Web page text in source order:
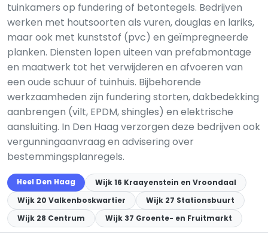
tuinkamers op fundering of betontegels. Bedrijven
werken met houtsoorten als vuren, douglas en lariks,
maar ook met kunststof (pvc) en geïmpregneerde
planken. Diensten lopen uiteen van prefab­montage
en maatwerk tot het verwijderen en afvoeren van
een oude schuur of tuinhuis. Bijbehorende
werkzaamheden zijn fundering storten, dakbedekking
aanbrengen (vilt, EPDM, shingles) en elektrische
aansluiting. In Den Haag verzorgen deze bedrijven ook
vergunningaanvraag en advisering over
bestemmingsplan­regels.
Heel Den Haag
Wijk 16 Kraayenstein en Vroondaal
Wijk 20 Valkenboskwartier
Wijk 27 Stationsbuurt
Wijk 28 Centrum
Wijk 37 Groente- en Fruitmarkt